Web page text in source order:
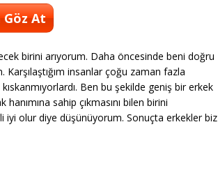
At
birini arıyorum. Daha öncesinde beni doğru
insanlar çoğu zaman fazla
Ben bu şekilde geniş bir erkek
sahip çıkmasını bilen birini
iyi olur diye düşünüyorum. Sonuçta erkekler biz